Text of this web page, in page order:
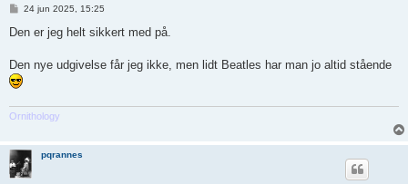
d
g
24 jun 2025, 15:25
Den er jeg helt sikkert med på.
Den nye udgivelse får jeg ikke, men lidt Beatles har man jo altid stående
Ornithology
pqrannes